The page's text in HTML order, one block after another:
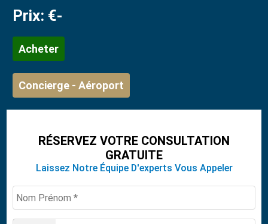
Prix: €-
Acheter
Concierge - Aéroport
RÉSERVEZ VOTRE CONSULTATION
GRATUITE
Laissez Notre Équipe D'experts Vous Appeler